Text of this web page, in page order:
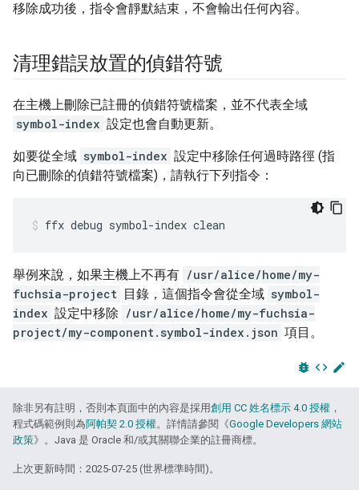
移除成功後，指令會靜默結束，不會輸出任何內容。
清理錯誤放置的偵錯符號
在主機上刪除已註冊的偵錯符號檔案，並不代表全域
symbol-index 設定也會自動更新。
如要從全域 symbol-index 設定中移除任何過時路徑 (指
向已刪除的偵錯符號檔案)，請執行下列指令：
ffx debug symbol-index clean
舉例來說，如果主機上不再有 /usr/alice/home/my-
fuchsia-project 目錄，這個指令會從全域 symbol-
index 設定中移除 /usr/alice/home/my-fuchsia-
project/my-component.symbol-index.json 項目。
bug_report code edit
除非另有註明，否則本頁面中的內容是採用創用 CC 姓名標示 4.0 授權 ，
程式碼範例則為阿帕契 2.0 授權。詳情請參閱《Google Developers 網站
政策》。Java 是 Oracle 和/或其關聯企業的註冊商標。
上次更新時間：2025-07-25 (世界標準時間)。